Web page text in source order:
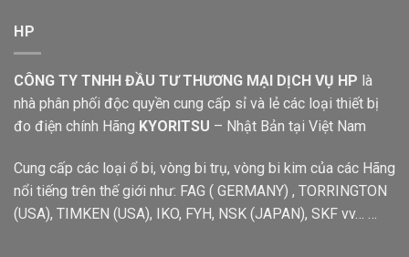
HP
CÔNG TY TNHH ĐẦU TƯ THƯƠNG MẠI DỊCH VỤ HP là
nhà phân phối độc quyền cung cấp sỉ và lẻ các loại thiết bị
đo điện chính Hãng KYORITSU – Nhật Bản tại Việt Nam
Cung cấp các loại ổ bi, vòng bi trụ, vòng bi kim của các Hãng
nổi tiếng trên thế giới như: FAG ( GERMANY) , TORRINGTON
(USA), TIMKEN (USA), IKO, FYH, NSK (JAPAN), SKF vv… …